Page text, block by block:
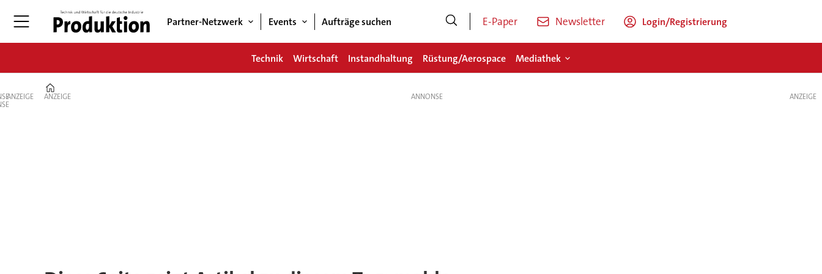
Partner-Netzwerk Events Aufträge suchen E-Paper Newsletter Login/Registrierung
Technik Wirtschaft Instandhaltung Rüstung/Aerospace Mediathek
ANZEIGE ANZEIGE ANZEIGE